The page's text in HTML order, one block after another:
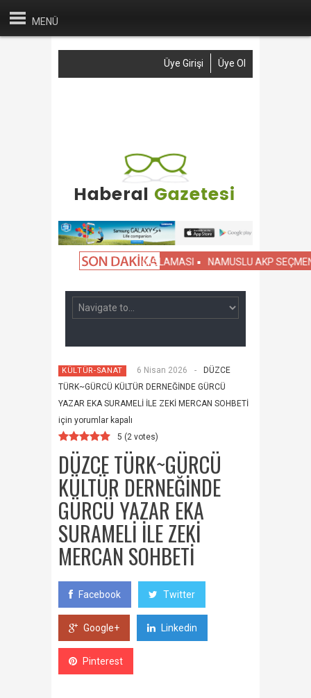
MENÜ
Üye Girişi Üye Ol
SİVİL OKULLARIN KIYASLAMASI NAMUSLU AKP SEÇMENİNİN
KÜLTÜR-SANAT 6 Nisan 2026 -
DÜZCE
TÜRK~GÜRCÜ KÜLTÜR DERNEĞİNDE GÜRCÜ
YAZAR EKA SURAMELİ İLE ZEKİ MERCAN SOHBETİ
için yorumlar kapalı
5 (2 votes)
DÜZCE TÜRK~GÜRCÜ
KÜLTÜR DERNEĞİNDE
GÜRCÜ YAZAR EKA
SURAMELİ İLE ZEKİ
MERCAN SOHBETİ
Facebook Twitter
Google+ Linkedin
Pinterest